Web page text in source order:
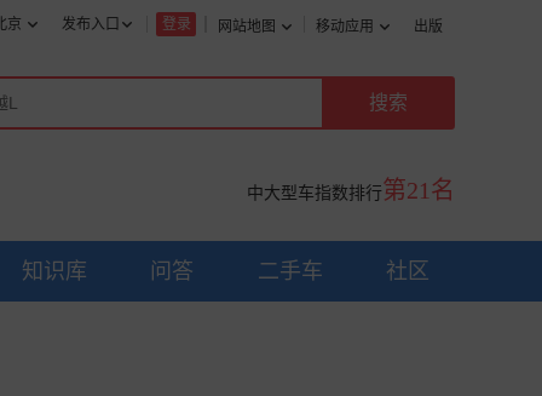
网站地图 移动应用 出版
登录
发布入口
京
中大型车指数排行第21名
知识库 问答 二手车 社区